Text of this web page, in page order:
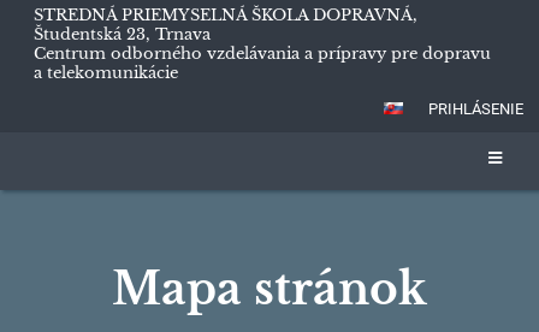
STREDNÁ PRIEMYSELNÁ ŠKOLA DOPRAVNÁ,
Študentská 23, Trnava
Centrum odborného vzdelávania a prípravy pre dopravu
a telekomunikácie
PRIHLÁSENIE
Mapa stránok